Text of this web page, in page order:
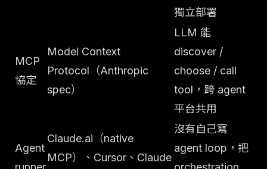
獨立部署
MCP
協定
Model Context
Protocol（Anthropic
spec）
LLM 能
discover /
choose / call
tool，跨 agent
平台共用
Agent
Claude.ai（native
MCP）、Cursor、Claude
沒有自己寫
agent loop，把